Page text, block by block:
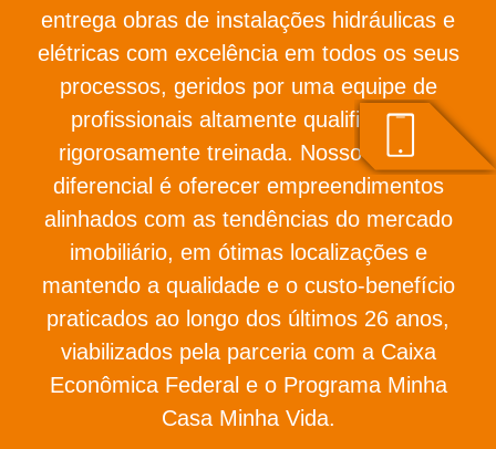
entrega obras de instalações hidráulicas e
elétricas com excelência em todos os seus
processos, geridos por uma equipe de
profissionais altamente qualificada e
rigorosamente treinada. Nosso grande
diferencial é oferecer empreendimentos
alinhados com as tendências do mercado
imobiliário, em ótimas localizações e
mantendo a qualidade e o custo-benefício
praticados ao longo dos últimos 26 anos,
viabilizados pela parceria com a Caixa
Econômica Federal e o Programa Minha
Casa Minha Vida.